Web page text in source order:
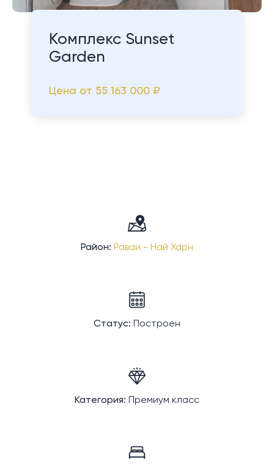
Комплекс Sunset
Garden
Цена от 55 163 000 ₽
Район: Раваи - Най Харн
Статус: Построен
Категория: Премиум класс